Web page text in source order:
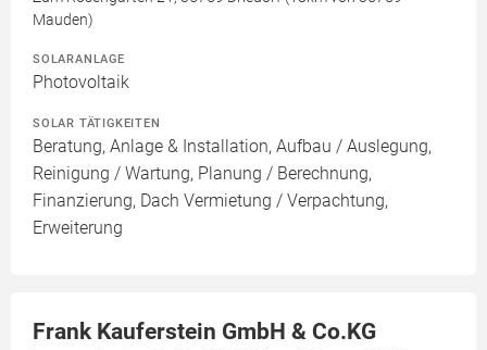
Mauden)
SOLARANLAGE
Photovoltaik
SOLAR TÄTIGKEITEN
Beratung, Anlage & Installation, Aufbau / Auslegung,
Reinigung / Wartung, Planung / Berechnung,
Finanzierung, Dach Vermietung / Verpachtung,
Erweiterung
Frank Kauferstein GmbH & Co.KG